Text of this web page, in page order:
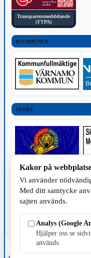
Transparensmeddelande
(TTPA)
KOMMUNEN
SPORT
TILLVERKNING
Kakor på
Vi använder
Med ditt samtycke
sajten används.
Analys (Google
Hjälper oss se
används.